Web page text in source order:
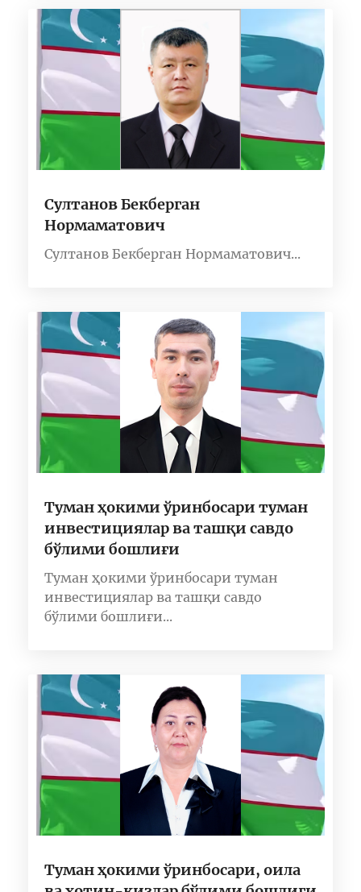
Султанов Бекберган
Нормаматович
Султанов Бекберган Нормаматович...
Туман ҳокими ўринбосари туман
инвестициялар ва ташқи савдо
бўлими бошлиғи
Туман ҳокими ўринбосари туман
инвестициялар ва ташқи савдо
бўлими бошлиғи...
Туман ҳокими ўринбосари, оила